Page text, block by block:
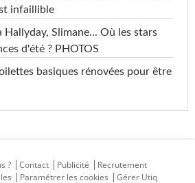
infaillible
Hallyday, Slimane... Où les stars
d'été ? PHOTOS
basiques rénovées pour être
?
Contact Publicité
Recrutement
Paramétrer les cookies Gérer Utiq